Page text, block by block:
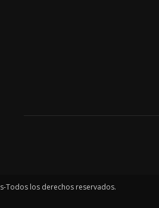
Todos los derechos reservados.